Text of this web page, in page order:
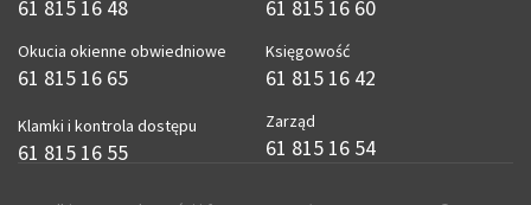
61 815 16 48
Okucia okienne obwiedniowe
61 815 16 65
Klamki i kontrola dostępu
61 815 16 55
61 815 16 60
Księgowość
61 815 16 42
Zarząd
61 815 16 54